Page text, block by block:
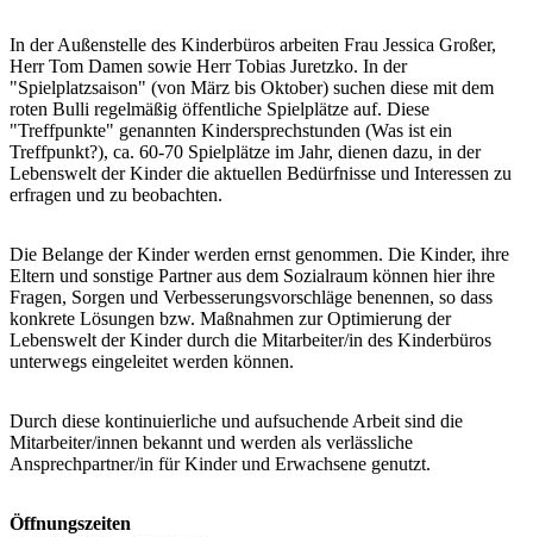
In der Außenstelle des Kinderbüros arbeiten Frau Jessica Großer,
Herr Tom Damen sowie Herr Tobias Juretzko. In der
"Spielplatzsaison" (von März bis Oktober) suchen diese mit dem
roten Bulli regelmäßig öffentliche Spielplätze auf. Diese
"Treffpunkte" genannten Kindersprechstunden (Was ist ein
Treffpunkt?), ca. 60-70 Spielplätze im Jahr, dienen dazu, in der
Lebenswelt der Kinder die aktuellen Bedürfnisse und Interessen zu
erfragen und zu beobachten.
Die Belange der Kinder werden ernst genommen. Die Kinder, ihre
Eltern und sonstige Partner aus dem Sozialraum können hier ihre
Fragen, Sorgen und Verbesserungsvorschläge benennen, so dass
konkrete Lösungen bzw. Maßnahmen zur Optimierung der
Lebenswelt der Kinder durch die Mitarbeiter/in des Kinderbüros
unterwegs eingeleitet werden können.
Durch diese kontinuierliche und aufsuchende Arbeit sind die
Mitarbeiter/innen bekannt und werden als verlässliche
Ansprechpartner/in für Kinder und Erwachsene genutzt.
Öffnungszeiten